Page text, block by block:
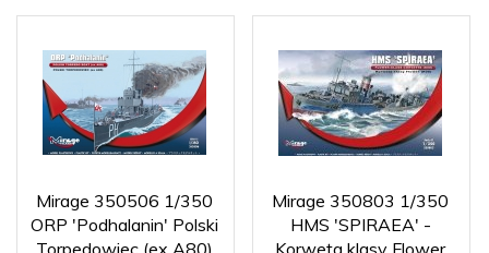
Mirage 350506 1/350
ORP 'Podhalanin' Polski
Torpedowiec (ex A80)
Mirage 350803 1/350
HMS 'SPIRAEA' -
Korweta klasy Flower